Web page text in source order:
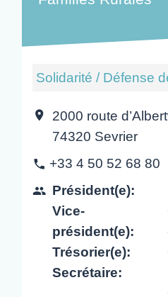
Solidarité / Défense
location_on
2000 route
74320 Sevrier
phone +33 4 50 52 68 80
people Président(e):
Vice-
président(e):
Trésorier(e):
Secrétaire: